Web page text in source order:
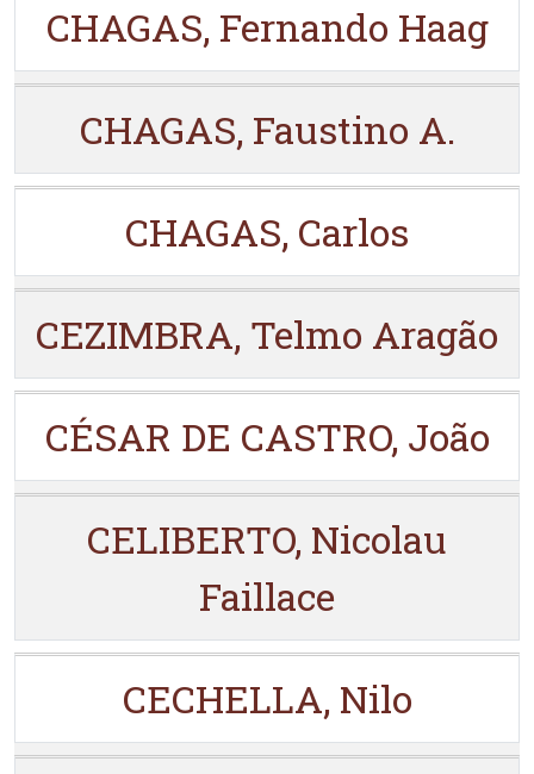
CHAGAS, Fernando Haag
CHAGAS, Faustino A.
CHAGAS, Carlos
CEZIMBRA, Telmo Aragão
CÉSAR DE CASTRO, João
CELIBERTO, Nicolau
Faillace
CECHELLA, Nilo